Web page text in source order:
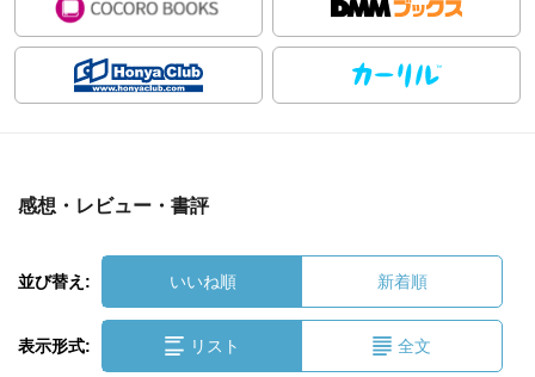
感想・レビュー・書評
並び替え: いいね順 新着順
表示形式: リスト 全文